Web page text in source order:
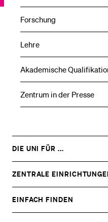
Forschung
Lehre
Akademische
Zentrum in der Presse
DIE UNI FÜR ...
ZEIGE
DAS
UNTERMENÜ
ZENTRALE
ZEIGE
DAS
UNTERMENÜ
EINFACH FINDEN
ZEIGE
DAS